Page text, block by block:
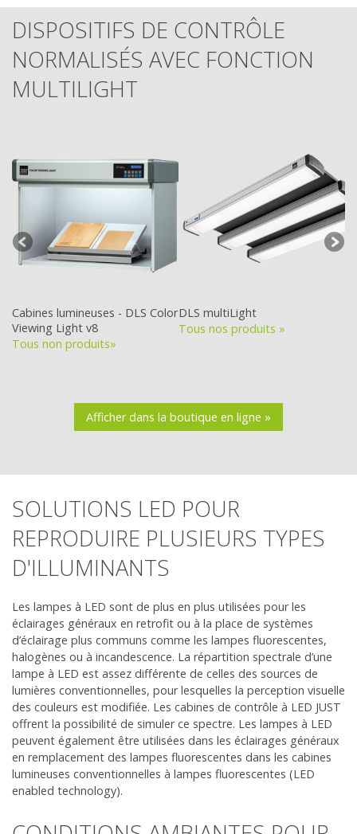
DISPOSITIFS DE CONTRÔLE
NORMALISÉS AVEC FONCTION
MULTILIGHT
Cabines lumineuses - DLS Color
Viewing Light v8
Tous non produits»
DLS multiLight
Tous nos produits »
Afficher dans la boutique en ligne »
SOLUTIONS LED POUR
REPRODUIRE PLUSIEURS TYPES
D'ILLUMINANTS
Les lampes à LED sont de plus en plus utilisées pour les
éclairages généraux en retrofit ou à la place de systèmes
d’éclairage plus communs comme les lampes fluorescentes,
halogènes ou à incandescence. La répartition spectrale d’une
lampe à LED est assez différente de celles des sources de
lumières conventionnelles, pour lesquelles la perception visuelle
des couleurs est modifiée. Les cabines de contrôle à LED JUST
offrent la possibilité de simuler ce spectre. Les lampes à LED
peuvent également être utilisées dans les éclairages généraux
en remplacement des lampes fluorescentes dans les cabines
lumineuses conventionnelles à lampes fluorescentes (LED
enabled technology).